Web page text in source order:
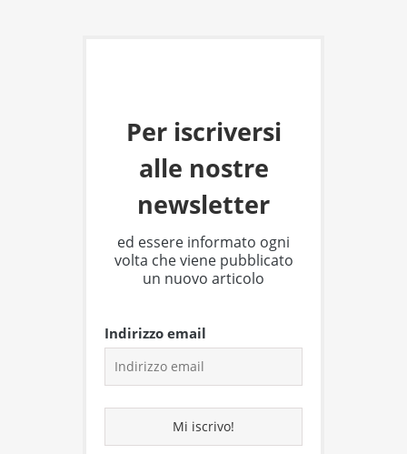
Per iscriversi
alle nostre
newsletter
ed essere informato ogni
volta che viene pubblicato
un nuovo articolo
Indirizzo email